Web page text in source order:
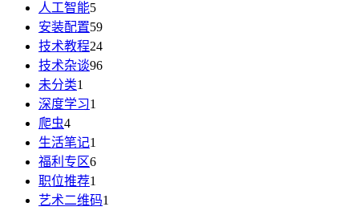
人工智能5
安装配置59
技术教程24
技术杂谈96
未分类1
深度学习1
爬虫4
生活笔记1
福利专区6
职位推荐1
艺术二维码1